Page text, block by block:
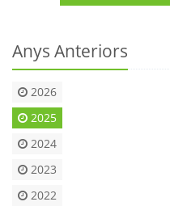
Anys Anteriors
2026
2025
2024
2023
2022